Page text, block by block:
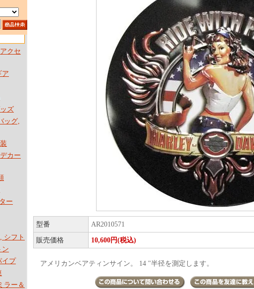
クセ
ア
ズ
ッグ,
カー
ー
シフト
ン
イプ
ラー＆
型番 AR2010571
販売価格 10,600円(税込)
アメリカンベアティンサイン。 14 "半径を測定します。